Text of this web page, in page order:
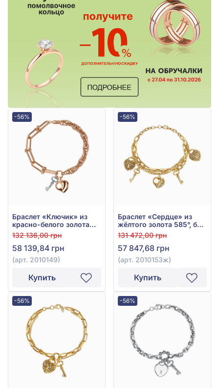
-56%
Браслет «Ключик» из
красно-белого золота
585°, без вставки, арт.
2010149
132 136,00 грн
58 139,84 грн
(арт. 2010149)
Купить
-56%
Браслет «Сердце» из
жёлтого золота 585°, без
вставки, арт. 2010153ж
131 472,00 грн
57 847,68 грн
(арт. 2010153ж)
Купить
-56% -56%